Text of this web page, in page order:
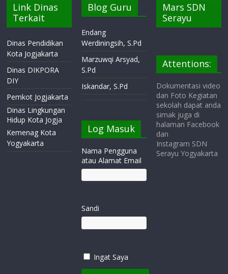
Link Dinas
Terkait
Dinas Pendidikan
Kota Jogjakarta
Dinas DIKPORA
DIY
Pemkot Jogjakarta
Dinas Lingkungan
Hidup Kota Jogja
Kemenag Kota
Yogyakarta
Blog Guru
Endang
Werdiningsih, S.Pd
Marzuwqi Arsyad,
S.Pd
Iskandar, S.Pd
Log Masuk
Nama Pengguna
atau Alamat Email
Sandi
Ingat Saya
Mars SDN
Serayu
Attentions:
Dokumentasi video
dan Foto Kegiatan
sekolah dapat anda
simak juga di
halaman Facebook
dan
Instagram SDN
Serayu Yogyakarta